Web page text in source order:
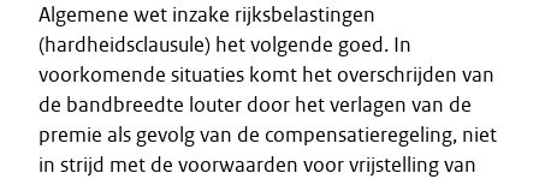
Algemene wet inzake rijksbelastingen
(hardheidsclausule) het volgende goed. In
voorkomende situaties komt het overschrijden van
de bandbreedte louter door het verlagen van de
premie als gevolg van de compensatieregeling, niet
in strijd met de voorwaarden voor vrijstelling van